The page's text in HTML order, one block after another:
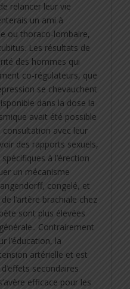
relancer leur vie
un ami à
ou thoraco-lombaire,
Les résultats de
des hommes qui
co-régulateurs, que
se chevauchent
dans la dose la
avait été possible
avec leur
des rapports sexuels,
à l’érection
un mécanisme
congelé, et
l’artère brachiale chez
sont plus élevées
Contrairement
l’éducation, la
artérielle et est
secondaires
efficace pour les